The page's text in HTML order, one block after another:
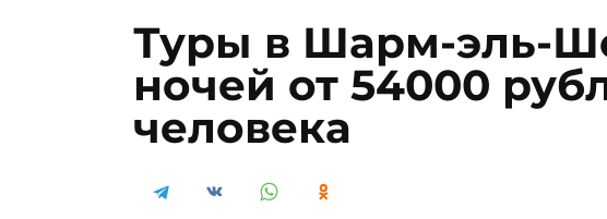
Туры в Шарм-эль-
ночей от 54000
человека